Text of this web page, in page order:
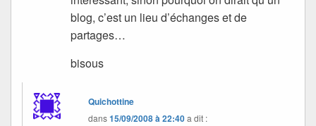
blog, c’est un lieu d’échanges et de
partages…
bisous
Quichottine
dans15/09/2008 à 22:40a dit :